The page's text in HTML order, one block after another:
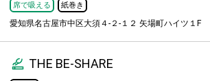
席で吸える 紙巻き
愛知県名古屋市中区大須４-２-１２ 矢場町ハイツ１F
THE BE-SHARE